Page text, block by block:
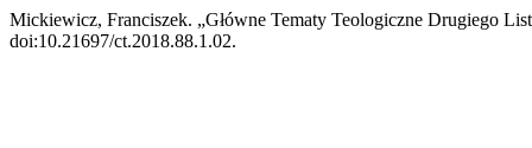
Mickiewicz, Franciszek. „Główne Tematy Teologiczne Drugiego
doi:10.21697/ct.2018.88.1.02.